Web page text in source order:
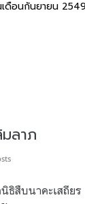
ดือนกันยายน
ลาภ
นิธิสืบนาคะเสถี